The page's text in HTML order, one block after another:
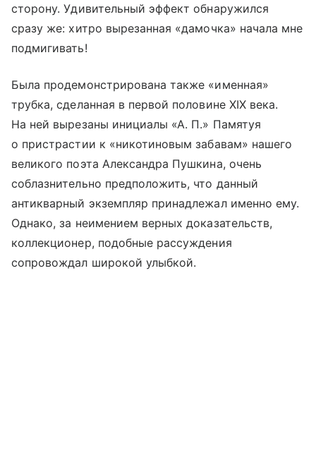
сторону. Удивительный эффект обнаружился
сразу же: хитро вырезанная «дамочка» начала мне
подмигивать!
Была продемонстрирована также «именная»
трубка, сделанная в первой половине ХIХ века.
На ней вырезаны инициалы «А. П.» Памятуя
о пристрастии к «никотиновым забавам» нашего
великого поэта Александра Пушкина, очень
соблазнительно предположить, что данный
антикварный экземпляр принадлежал именно ему.
Однако, за неимением верных доказательств,
коллекционер, подобные рассуждения
сопровождал широкой улыбкой.